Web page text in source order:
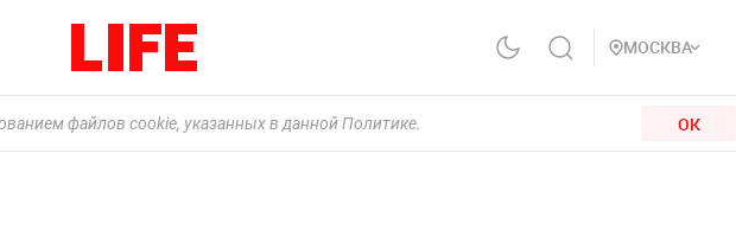
МОСКВА
файлов cookie, указанных в данной Политике. ОК